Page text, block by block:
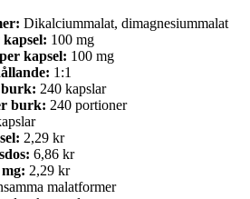
Dikalciummalat, dimagnesiummalat
100 mg
kapsel: 100 mg
1:1
240 kapslar
burk: 240 portioner
2,29 kr
6,86 kr
2,29 kr
malatformer